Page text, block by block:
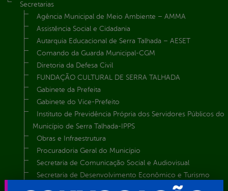
Secretarias
Agência Municipal de Meio Ambiente – AMMA
Assistência Social e Cidadania
Autarquia Educacional de Serra Talhada – AESET
Comando da Guarda Municipal-CGM
Diretoria da Defesa Civil
FUNDAÇÃO CULTURAL DE SERRA TALHADA
Gabinete da Prefeita
Gabinete do Vice-Prefeito
Instituto de Previdência Própria dos Servidores Públicos do
Município de Serra Talhada-IPPS
Obras e Infraestrutura
Procuradoria Geral do Município
Secretaria de Comunicação Social e Audiovisual
Secretaria de Desenvolvimento Econômico e Turismo
Secretaria de Iluminação Pública e Energia Elétrica